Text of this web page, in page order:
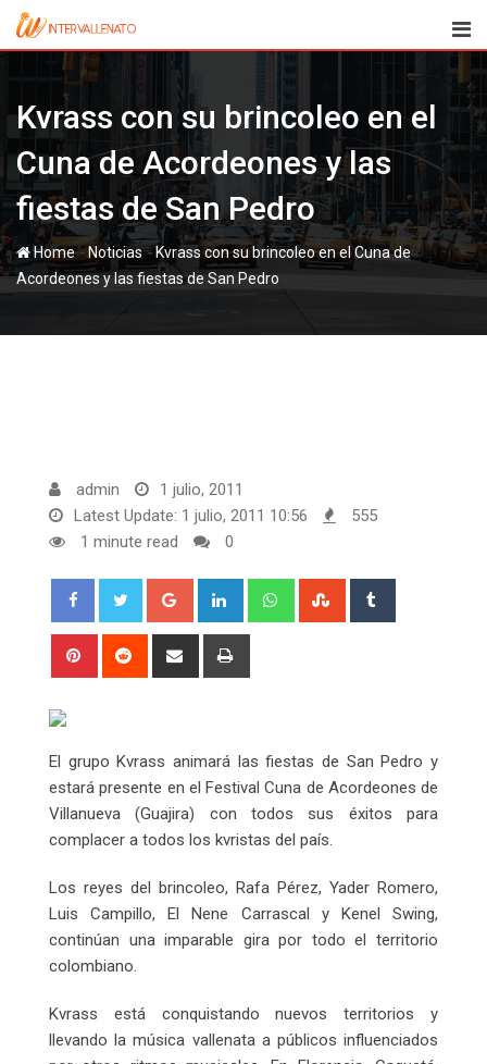
Skip
Kvrass con su brincoleo en el
Cuna de Acordeones y las
fiestas de San Pedro
Home-Noticias-Kvrass con su brincoleo en el Cuna de
Acordeones y las fiestas de San Pedro
admin
1 julio, 2011
Latest Update: 1 julio, 2011 10:56
555
1 minute read
0
Google+ LinkedIn WhatsappStumbleUpon
Pinterest Reddit
Share
El grupo Kvrass animará las fiestas de San Pedro y
estará presente en el Festival Cuna de Acordeones de
Villanueva (Guajira) con todos sus éxitos para
complacer a todos los kvristas del país.
Los reyes del brincoleo, Rafa Pérez, Yader Romero,
Luis Campillo, El Nene Carrascal y Kenel Swing,
continúan una imparable gira por todo el territorio
colombiano.
Kvrass está conquistando nuevos territorios y
llevando la música vallenata a públicos influenciados